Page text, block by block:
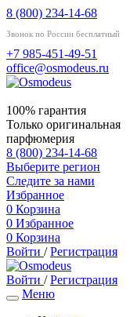
8 (800) 234-14-68
Звонок по России бесплатный
+7 985-451-49-51
office@osmodeus.ru
100% гарантия
Только оригинальная
парфюмерия
8 (800) 234-14-68
Выберите регион
Следите за нами
Избранное
0 Корзина
0 Избранное
0 Корзина
Войти / Регистрация
Войти / Регистрация
Меню